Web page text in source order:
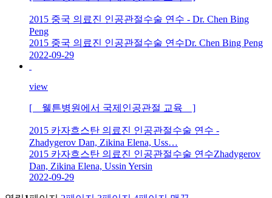
2015 중국 의료진 인공관절수술 연수 - Dr. Chen Bing
Peng
2015 중국 의료진 인공관절수술 연수Dr. Chen Bing Peng
2022-09-29
view
[ 웰튼병원에서 국제인공관절 교육 ]
2015 카자흐스탄 의료진 인공관절수술 연수 -
Zhadygerov Dan, Zikina Elena, Uss…
2015 카자흐스탄 의료진 인공관절수술 연수Zhadygerov
Dan, Zikina Elena, Ussin Yersin
2022-09-29